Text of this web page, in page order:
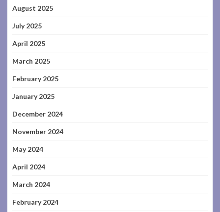
August 2025
July 2025
April 2025
March 2025
February 2025
January 2025
December 2024
November 2024
May 2024
April 2024
March 2024
February 2024